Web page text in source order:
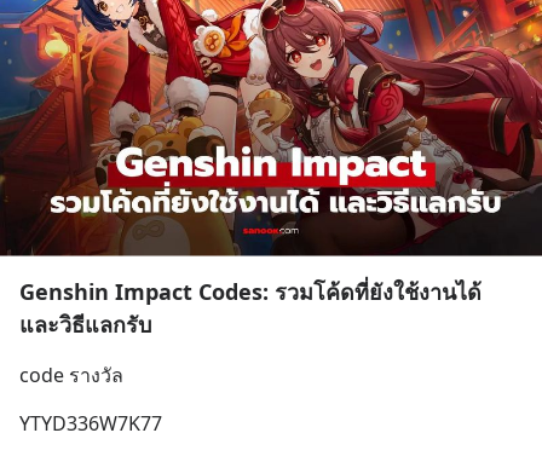
Genshin Impact Codes: รวมโค้ดที่ยังใช้งานได้
และวิธีแลกรับ
code รางวัล
YTYD336W7K77